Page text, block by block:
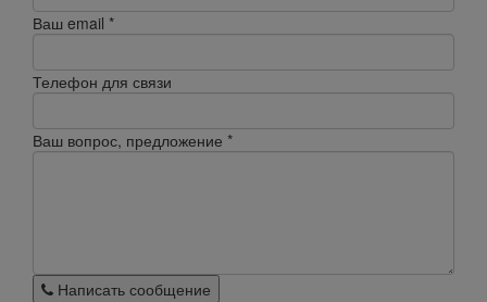
Ваш email *
Телефон для связи
Ваш вопрос, предложение *
Написать сообщение